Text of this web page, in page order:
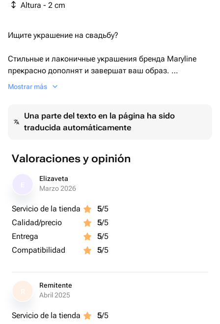
Altura - 2 cm
Ищите украшение на свадьбу?
Стильные и лаконичные украшения бренда Maryline
прекрасно дополнят и завершат ваш образ.
украшении вы будете чувствовать себя неповторимой.
дизайн, выполнены из качественных материалов,
полностью ручная работа.
На украшения предоставляется гарантия.
Буду рада вам помочь, дизайнер Мария.
Mostrar más
Una parte del texto en la página ha sido
traducida automáticamente
Valoraciones y opinión
Elizaveta
Marzo 2026
Servicio de la tienda 5/5
Calidad/precio
5/5
Entrega
5/5
Compatibilidad
5/5
R
Remitente
Abril 2025
Servicio de la tienda 5/5